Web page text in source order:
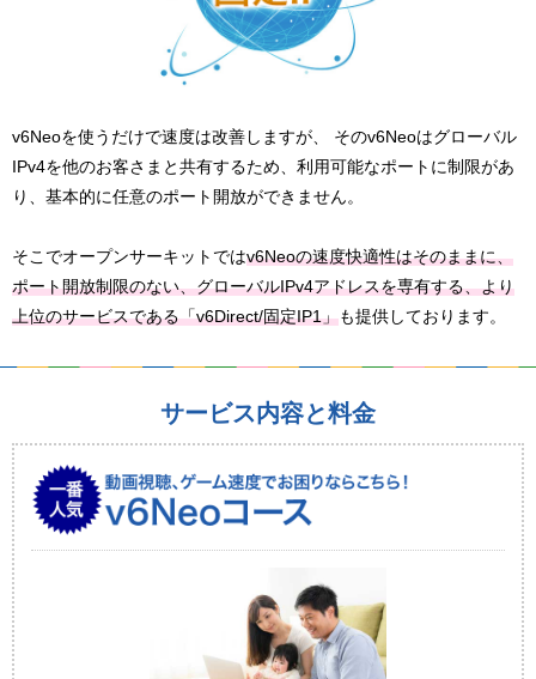
v6Neoを使うだけで速度は改善しますが、 そのv6Neoはグローバル
IPv4を他のお客さまと共有するため、利用可能なポートに制限があ
り、基本的に任意のポート開放ができません。
そこでオープンサーキットではv6Neoの速度快適性はそのままに、
ポート開放制限のない、グローバルIPv4アドレスを専有する、より
上位のサービスである「v6Direct/固定IP1」も提供しております。
サービス内容と料金